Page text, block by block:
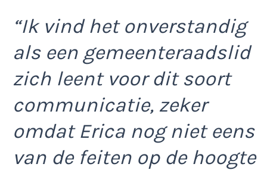
“Ik vind het onverstandig
als een gemeenteraadslid
zich leent voor dit soort
communicatie, zeker
omdat Erica nog niet eens
van de feiten op de hoogte